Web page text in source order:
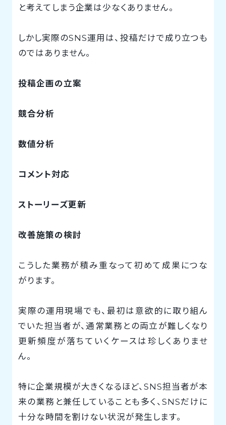
と考えてしまう企業は少なくありません。
しかし実際のSNS運用は、投稿だけで成り立つも
のではありません。
投稿企画の立案
競合分析
数値分析
コメント対応
ストーリーズ更新
改善施策の検討
こうした業務が積み重なって初めて成果につな
がります。
実際の運用現場でも、最初は意欲的に取り組ん
でいた担当者が、通常業務との両立が難しくなり
更新頻度が落ちていくケースは珍しくありませ
ん。
特に企業規模が大きくなるほど、SNS担当者が本
来の業務と兼任していることも多く、SNSだけに
十分な時間を割けない状況が発生します。